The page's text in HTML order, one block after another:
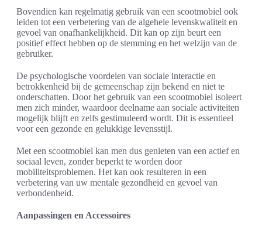
Bovendien kan regelmatig gebruik van een scootmobiel ook
leiden tot een verbetering van de algehele levenskwaliteit en
gevoel van onafhankelijkheid. Dit kan op zijn beurt een
positief effect hebben op de stemming en het welzijn van de
gebruiker.
De psychologische voordelen van sociale interactie en
betrokkenheid bij de gemeenschap zijn bekend en niet te
onderschatten. Door het gebruik van een scootmobiel isoleert
men zich minder, waardoor deelname aan sociale activiteiten
mogelijk blijft en zelfs gestimuleerd wordt. Dit is essentieel
voor een gezonde en gelukkige levensstijl.
Met een scootmobiel kan men dus genieten van een actief en
sociaal leven, zonder beperkt te worden door
mobiliteitsproblemen. Het kan ook resulteren in een
verbetering van uw mentale gezondheid en gevoel van
verbondenheid.
Aanpassingen en Accessoires